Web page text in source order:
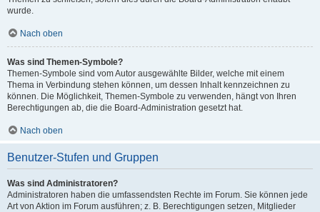
wurde.
Nach oben
Was sind Themen-Symbole?
Themen-Symbole sind vom Autor ausgewählte Bilder, welche mit einem
Thema in Verbindung stehen können, um dessen Inhalt kennzeichnen zu
können. Die Möglichkeit, Themen-Symbole zu verwenden, hängt von Ihren
Berechtigungen ab, die die Board-Administration gesetzt hat.
Nach oben
Benutzer-Stufen und Gruppen
Was sind Administratoren?
Administratoren haben die umfassendsten Rechte im Forum. Sie können jede
Art von Aktion im Forum ausführen; z. B. Berechtigungen setzen, Mitglieder